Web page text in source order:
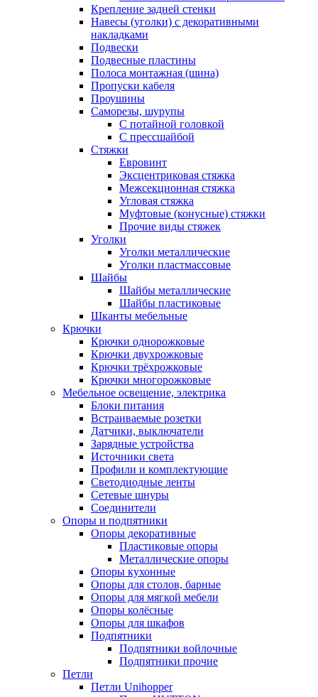
Крепление задней стенки
Навесы (уголки) с декоративными
накладками
Подвески
Подвесные пластины
Полоса монтажная (шина)
Пропуски кабеля
Проушины
Саморезы, шурупы
С потайной головкой
С прессшайбой
Стяжки
Евровинт
Эксцентриковая стяжка
Межсекционная стяжка
Угловая стяжка
Муфтовые (конусные) стяжки
Прочие виды стяжек
Уголки
Уголки металлические
Уголки пластмассовые
Шайбы
Шайбы металлические
Шайбы пластиковые
Шканты мебельные
Крючки
Крючки однорожковые
Крючки двухрожковые
Крючки трёхрожковые
Крючки многорожковые
Мебельное освещение, электрика
Блоки питания
Встраиваемые розетки
Датчики, выключатели
Зарядные устройства
Источники света
Профили и комплектующие
Светодиодные ленты
Сетевые шнуры
Соединители
Опоры и подпятники
Опоры декоративные
Пластиковые опоры
Металлические опоры
Опоры кухонные
Опоры для столов, барные
Опоры для мягкой мебели
Опоры колёсные
Опоры для шкафов
Подпятники
Подпятники войлочные
Подпятники прочие
Петли
Петли Unihopper